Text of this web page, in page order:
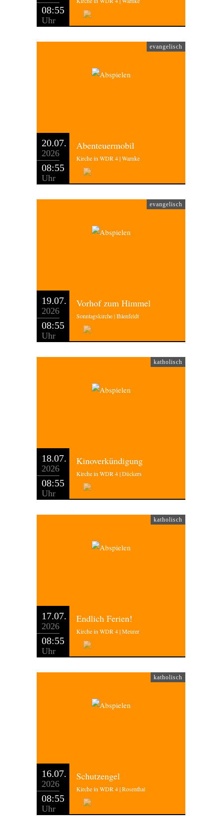
08:55
Uhr
evangelisch
20.07.
2026
08:55
Uhr
Abenteuermobil
Kirche in WDR 4 | Warnke
evangelisch
19.07.
2026
08:55
Uhr
Vorhof zum Himmel
Sonntagskirche | Ihlenfeldt
katholisch
18.07.
2026
08:55
Uhr
Kinoverkündigung
Kirche in WDR 4 | Dückers
katholisch
17.07.
2026
08:55
Uhr
Endlich Ferien!
Kirche in WDR 4 | Meurer
katholisch
16.07.
2026
08:55
Uhr
Schutzengel
Kirche in WDR 4 | Rosenthal